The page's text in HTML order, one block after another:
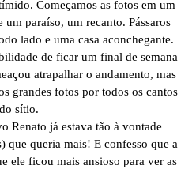
Começamos as fotos em um
paraíso, um recanto. Pássaros
lado e uma casa aconchegante.
de ficar um final de semana
atrapalhar o andamento, mas
grandes fotos por todos os cantos
do sítio.
Renato já estava tão à vontade
que queria mais! E confesso que a
ele ficou mais ansioso para ver as